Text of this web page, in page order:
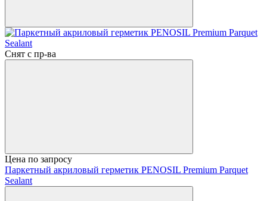
Снят с пр-ва
Цена по запросу
Паркетный акриловый герметик PENOSIL Premium Parquet
Sealant